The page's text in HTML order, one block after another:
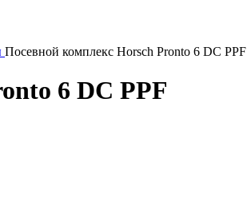
Посевной комплекс Horsch Pronto 6 DC PPF
6 DC PPF